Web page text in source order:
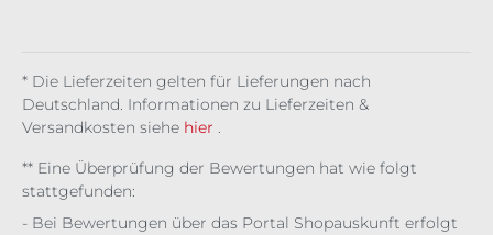
* Die Lieferzeiten gelten für Lieferungen nach
Deutschland. Informationen zu Lieferzeiten &
Versandkosten siehe hier .
** Eine Überprüfung der Bewertungen hat wie folgt
stattgefunden:
- Bei Bewertungen über das Portal Shopauskunft erfolgt